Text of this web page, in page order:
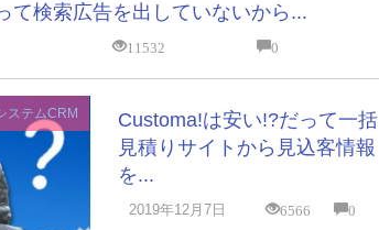
て検索広告を出していないから...
11532 0
ステムCRM
Customa!は安い!?だって一括
見積りサイトから見込客情報
を...
2019年12月7日 6566 0